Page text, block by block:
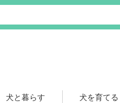
犬と暮らす 犬を育てる